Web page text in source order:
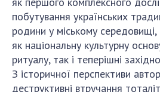
побутування українських
родини у міському
як національну культурну
ритуалу, так і теперішні
З історичної перспективи
деструктивні втручання